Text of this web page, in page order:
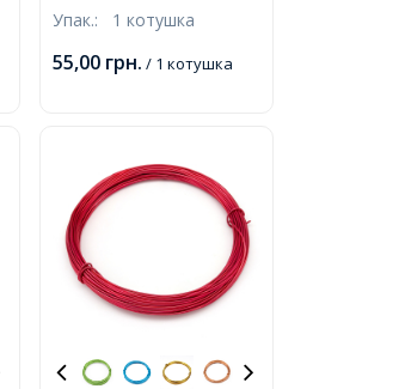
Упак.: 1 котушка
55,00 грн. / 1 котушка